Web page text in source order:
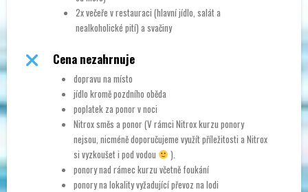
2x večeře v restauraci (hlavní jídlo, salát a
nealkoholické pití) a svačiny
Cena nezahrnuje
dopravu na místo
jídlo kromě pozdního oběda
poplatek za ponor v noci
Nitrox směs a ponor (V rámci Nitrox kurzu ponory
nejsou, nicméně doporučujeme využít příležitosti a Nitrox
si vyzkoušet i pod vodou
).
ponory nad rámec kurzu včetně foukání
ponory na lokality vyžadující převoz na lodi